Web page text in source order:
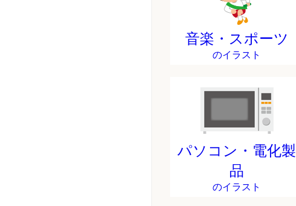
音楽・スポーツ
のイラスト
パソコン・電化製
品
のイラスト